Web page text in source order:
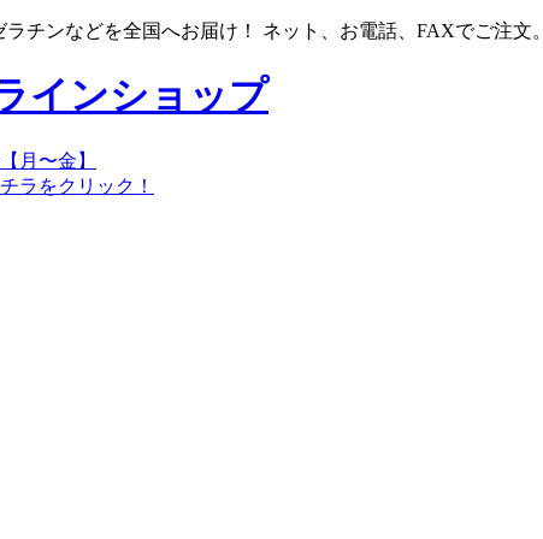
チンなどを全国へお届け！ ネット、お電話、FAXでご注文。